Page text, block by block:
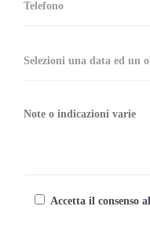
Accetta il consenso